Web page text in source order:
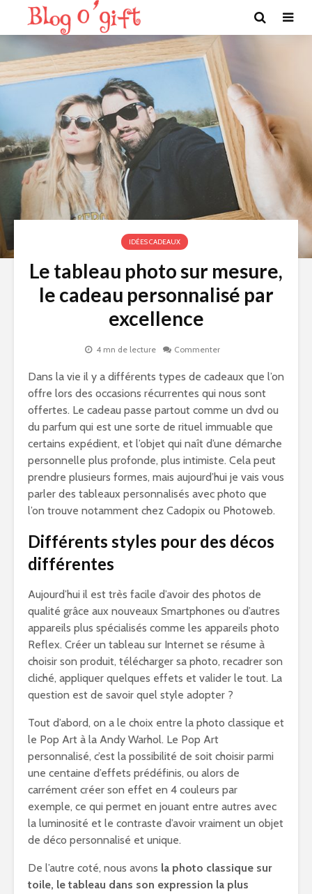
IDÉES CADEAUX
Le tableau photo sur mesure,
le cadeau personnalisé par
excellence
4 mn de lecture Commenter
Dans la vie il y a différents types de cadeaux que l’on
offre lors des occasions récurrentes qui nous sont
offertes. Le cadeau passe partout comme un dvd ou
du parfum qui est une sorte de rituel immuable que
certains expédient, et l’objet qui naît d’une démarche
personnelle plus profonde, plus intimiste. Cela peut
prendre plusieurs formes, mais aujourd’hui je vais vous
parler des tableaux personnalisés avec photo que
l’on trouve notamment chez Cadopix ou Photoweb.
Différents styles pour des décos
différentes
Aujourd’hui il est très facile d’avoir des photos de
qualité grâce aux nouveaux Smartphones ou d’autres
appareils plus spécialisés comme les appareils photo
Reflex. Créer un tableau sur Internet se résume à
choisir son produit, télécharger sa photo, recadrer son
cliché, appliquer quelques effets et valider le tout. La
question est de savoir quel style adopter ?
Tout d’abord, on a le choix entre la photo classique et
le Pop Art à la Andy Warhol. Le Pop Art
personnalisé, c’est la possibilité de soit choisir parmi
une centaine d’effets prédéfinis, ou alors de
carrément créer son effet en 4 couleurs par
exemple, ce qui permet en jouant entre autres avec
la luminosité et le contraste d’avoir vraiment un objet
de déco personnalisé et unique.
De l’autre coté, nous avons la photo classique sur
toile, le tableau dans son expression la plus